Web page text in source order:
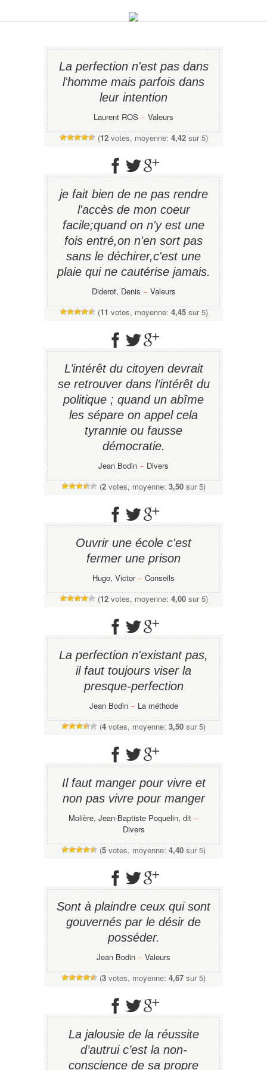
La perfection n'est pas dans
l'homme mais parfois dans
leur intention
Laurent ROS − Valeurs
(12votes, moyenne: 4,42sur 5)
je fait bien de ne pas rendre
l'accès de mon coeur
facile;quand on n'y est une
fois entré,on n'en sort pas
sans le déchirer,c'est une
plaie qui ne cautérise jamais.
Diderot, Denis − Valeurs
(11 votes, moyenne: 4,45sur 5)
L’intérêt du citoyen devrait
se retrouver dans l’intérêt du
politique ; quand un abîme
les sépare on appel cela
tyrannie ou fausse
démocratie.
Jean Bodin − Divers
(2 votes, moyenne: 3,50 sur 5)
Ouvrir une école c'est
fermer une prison
Hugo, Victor− Conseils
(12votes, moyenne: 4,00sur 5)
La perfection n'existant pas,
il faut toujours viser la
presque-perfection
Jean Bodin− La méthode
(4 votes, moyenne: 3,50 sur 5)
Il faut manger pour vivre et
non pas vivre pour manger
Molière, Jean-Baptiste Poquelin, dit −
Divers
(5 votes, moyenne: 4,40 sur 5)
Sont à plaindre ceux qui sont
gouvernés par le désir de
posséder.
Jean Bodin − Valeurs
(3 votes, moyenne: 4,67 sur 5)
La jalousie de la réussite
d’autrui c’est la non-
conscience de sa propre